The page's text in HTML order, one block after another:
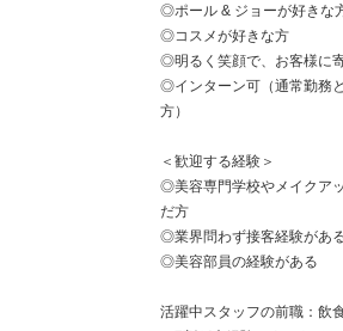
◎ポール & ジョーが好きな
◎コスメが好きな方
◎明るく笑顔で、お客様に
◎インターン可（通常勤務
方）
＜歓迎する経験＞
◎美容専門学校やメイクア
だ方
◎業界問わず接客経験があ
◎美容部員の経験がある
活躍中スタッフの前職：飲